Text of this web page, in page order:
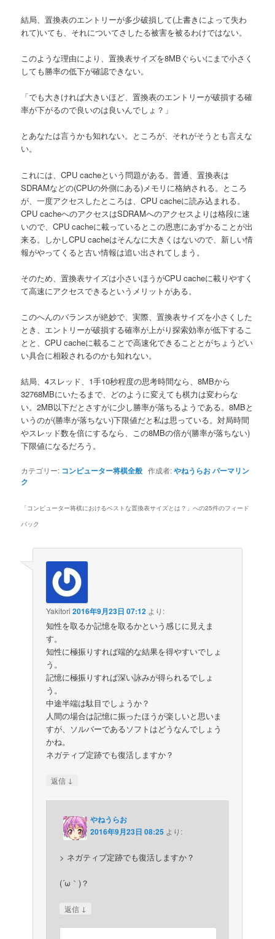
結局、置換表のエントリーが多少破損して(上書きによって失わ
れて)いても、それについてさしたる被害を被るわけではない。
このような理由により、置換表サイズを8MBぐらいにまで小さく
しても勝率の低下が確認できない。
「でも大きければ大きいほど、置換表のエントリーが破損する確
率が下がるので良いのは良いんでしょ？」
とあなたは言うかも知れない。ところが、それがそうとも言えな
い。
これには、CPU cacheという問題がある。普通、置換表は
SDRAMなどの(CPUの外側にある)メモリに格納される。ところ
が、一度アクセスしたところは、CPU cacheに読み込まれる。
CPU cacheへのアクセスはSDRAMへのアクセスよりは格段に速
いので、CPU cacheに載っているとこの恩恵にあずかることが出
来る。しかしCPU cacheはそんなに大きくはないので、新しい情
報がやってくると古い情報は追い出されてしまう。
そのため、置換表サイズは小さいほうがCPU cacheに載りやすく
て高速にアクセスできるというメリットがある。
このへんのバランスが絶妙で、実際、置換表サイズを小さくした
とき、エントリーが破損する確率が上がり探索効率が低下するこ
とと、CPU cacheに載ることで高速化できることとがちょうどい
い具合に相殺されるのかも知れない。
結局、4スレッド、1手10秒程度の思考時間なら、8MBから
32768MBにいたるまで、どのように変えても棋力は変わらな
い。2MB以下だとさすがに少し勝率が落ちるようである。8MBと
いうのが(勝率が落ちない)下限値だと私は思っている。対局時間
やスレッド数を倍にするなら、この8MBの倍が(勝率が落ちない)
下限値になるだろう。
カテゴリー: コンピューター将棋全般 作成者:やねうらおパーマリン
ク
「コンピューター将棋におけるベストな置換表サイズとは？ 」への25件のフィード
バック
Yakitori 2016年9月23日 07:12 より:
知性を取るか記憶を取るかという感じに見えま
す。
知性に極振りすれば端的な結果を得やすいでしょ
う。
記憶に極振りすれば深い詠みが得られるでしょ
う。
中途半端は駄目でしょうか？
人間の場合は記憶に振ったほうが楽しいと思いま
すが、ソルバーであるソフトはどうなんでしょう
かね。
ネガティブ定跡でも復活しますか？
返信 ↓
やねうらお
2016年9月23日 08:25 より:
> ネガティブ定跡でも復活しますか？
(´ω｀)？
返信 ↓